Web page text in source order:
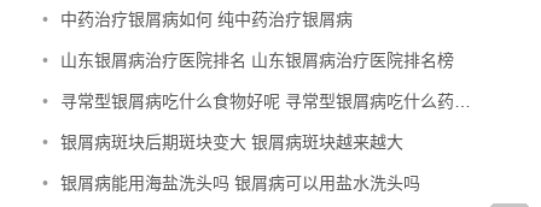
• 中药治疗银屑病如何 纯中药治疗银屑病
• 山东银屑病治疗医院排名 山东银屑病治疗医院排名榜
• 寻常型银屑病吃什么食物好呢 寻常型银屑病吃什么药效果好
• 银屑病斑块后期斑块变大 银屑病斑块越来越大
• 银屑病能用海盐洗头吗 银屑病可以用盐水洗头吗